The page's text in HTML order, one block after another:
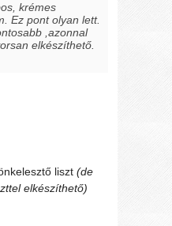
krémes
Ez pont olyan lett.
,azonnal
elkészíthető.
liszt(de
elkészíthető)